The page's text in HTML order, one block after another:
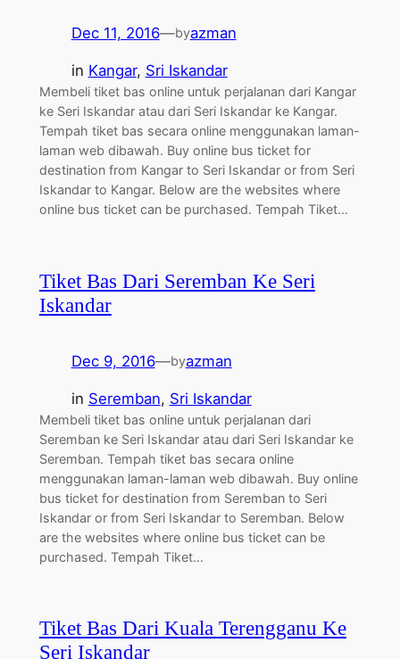
Dec 11, 2016—byazman
in Kangar, Sri Iskandar
Membeli tiket bas online untuk perjalanan dari Kangar
ke Seri Iskandar atau dari Seri Iskandar ke Kangar.
Tempah tiket bas secara online menggunakan laman-
laman web dibawah. Buy online bus ticket for
destination from Kangar to Seri Iskandar or from Seri
Iskandar to Kangar. Below are the websites where
online bus ticket can be purchased. Tempah Tiket…
Tiket Bas Dari Seremban Ke Seri
Iskandar
Dec 9, 2016—byazman
in Seremban, Sri Iskandar
Membeli tiket bas online untuk perjalanan dari
Seremban ke Seri Iskandar atau dari Seri Iskandar ke
Seremban. Tempah tiket bas secara online
menggunakan laman-laman web dibawah. Buy online
bus ticket for destination from Seremban to Seri
Iskandar or from Seri Iskandar to Seremban. Below
are the websites where online bus ticket can be
purchased. Tempah Tiket…
Tiket Bas Dari Kuala Terengganu Ke
Seri Iskandar